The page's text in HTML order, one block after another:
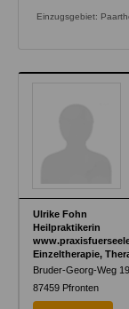
Einzugsgebiet:
Ulrike Fohn
Heilpraktikerin
Einzeltherapie,
Bruder-Georg-Weg 19
87459 Pfronten